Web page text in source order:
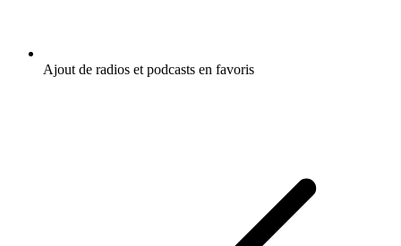
Ajout de radios et podcasts en favoris